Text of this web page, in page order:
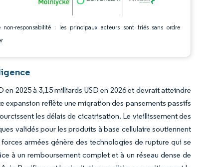
non-responsabilité : les principaux acteurs sont triés sans ordre
2025 à 3,15 milliards USD en 2026 et devrait atteindre
expansion reflète une migration des pansements passifs
les délais de cicatrisation. Le vieillissement des
validés pour les produits à base cellulaire soutiennent
armées génère des technologies de rupture qui se
à un remboursement complet et à un réseau dense de